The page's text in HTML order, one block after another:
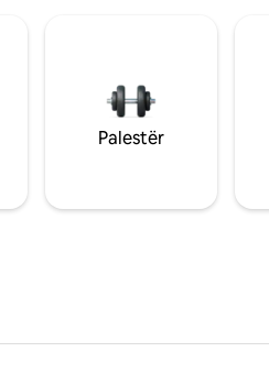
Palestër